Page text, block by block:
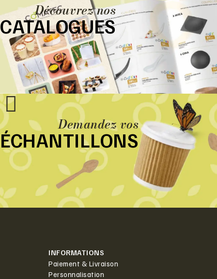
Découvrez nos
CATALOGUES
Demandez vos
ÉCHANTILLONS
INFORMATIONS
Paiement & Livraison
Personnalisation